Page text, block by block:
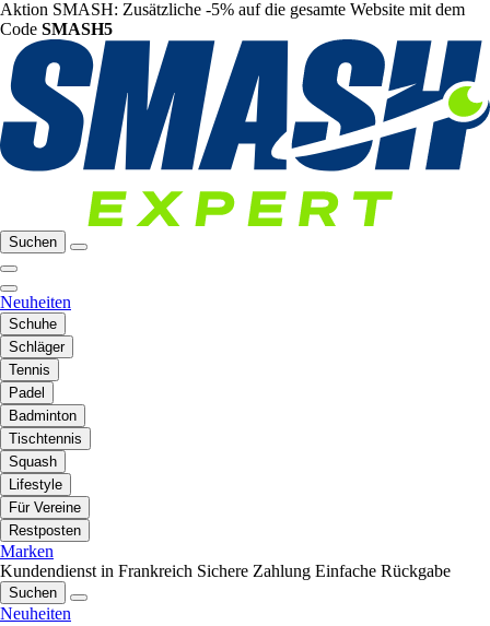
Aktion SMASH: Zusätzliche -5% auf die gesamte Website mit dem
Code SMASH5
Suchen
Neuheiten
Schuhe
Schläger
Tennis
Padel
Badminton
Tischtennis
Squash
Lifestyle
Für Vereine
Restposten
Marken
Kundendienst in Frankreich Sichere Zahlung Einfache Rückgabe
Suchen
Neuheiten